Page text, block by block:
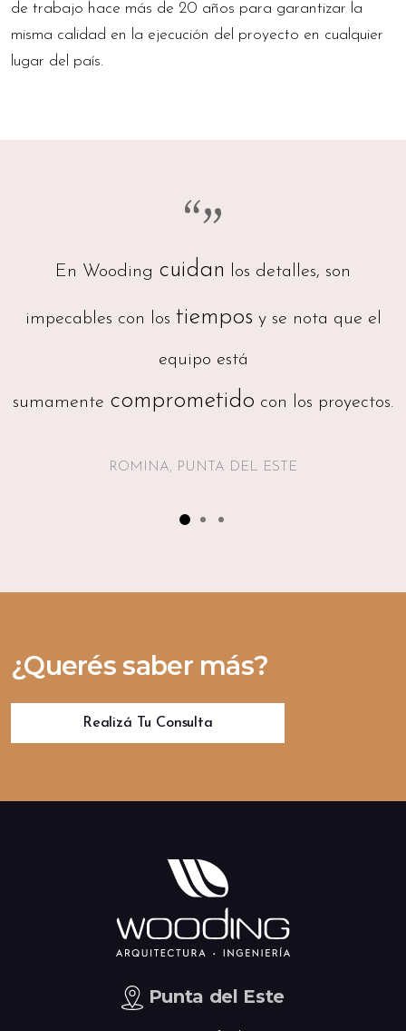
de trabajo hace más de 20 años para garantizar la
misma calidad en la ejecución del proyecto en cualquier
lugar del país.
En Wooding cuidan los detalles, son
impecables con los tiempos y se nota que el
equipo está
sumamente comprometido con los proyectos.
ROMINA, PUNTA DEL ESTE
¿Querés saber más?
Realizá Tu Consulta
Punta del Este